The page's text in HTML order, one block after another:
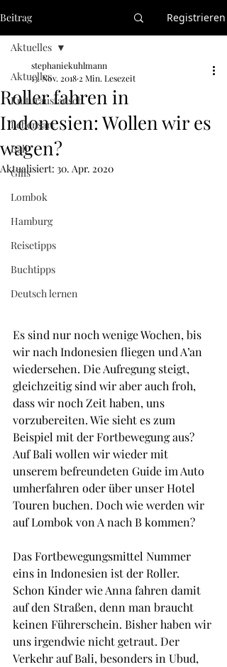
Beitrag Registrieren
Aktuelles
Kulturaustausch
Lebensart
Bali
Gilis
Lombok
Hamburg
Reisetipps
Buchtipps
Deutsch lernen
Aktuelles
Roller fahren in
Indonesien: Wollen wir es
wagen?
stephaniekuhlmann
13. Nov. 2018 2 Min. Lesezeit
Aktualisiert: 30. Apr. 2020
Es sind nur noch wenige Wochen, bis
wir nach Indonesien fliegen und A’an
wiedersehen. Die Aufregung steigt,
gleichzeitig sind wir aber auch froh,
dass wir noch Zeit haben, uns
vorzubereiten. Wie sieht es zum
Beispiel mit der Fortbewegung aus?
Auf Bali wollen wir wieder mit
unserem befreundeten Guide im Auto
umherfahren oder über unser Hotel
Touren buchen. Doch wie werden wir
auf Lombok von A nach B kommen?
Das Fortbewegungsmittel Nummer
eins in Indonesien ist der Roller.
Schon Kinder wie Anna fahren damit
auf den Straßen, denn man braucht
keinen Führerschein. Bisher haben wir
uns irgendwie nicht getraut. Der
Verkehr auf Bali, besonders in Ubud,